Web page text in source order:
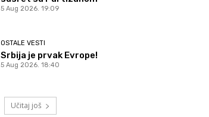
5 Aug 2026. 19:09
OSTALE VESTI
Srbija je prvak Evrope!
5 Aug 2026. 18:40
Učitaj još